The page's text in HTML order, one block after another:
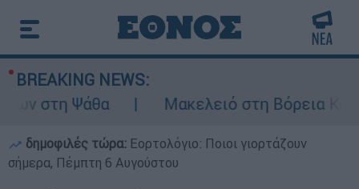
BREAKING NEWS:
στη Ψάθα
Μακελειό στη Βόρεια
δημοφιλές τώρα: Εορτολόγιο: Ποιοι γιορτάζουν
σήμερα, Πέμπτη 6 Αυγούστου